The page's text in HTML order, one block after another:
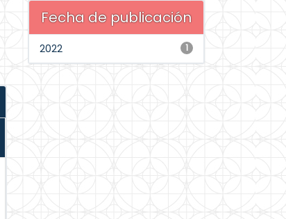
Fecha de publicación
1
2022